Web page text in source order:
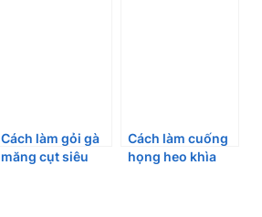
Cách làm gỏi gà
măng cụt siêu
Cách làm cuống
họng heo khìa